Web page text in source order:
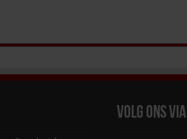
Volg ons via